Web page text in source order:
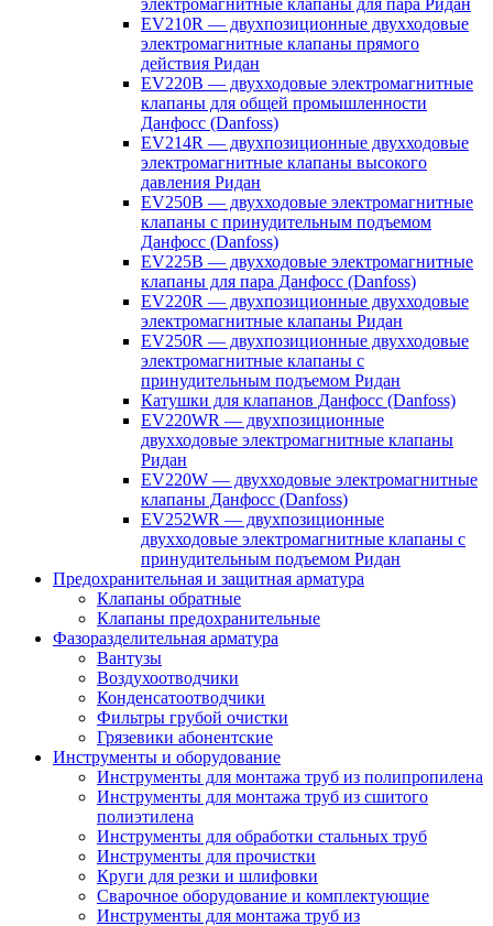
электромагнитные клапаны для пара Ридан
EV210R — двухпозиционные двухходовые
электромагнитные клапаны прямого
действия Ридан
EV220B — двухходовые электромагнитные
клапаны для общей промышленности
Данфосс (Danfoss)
EV214R — двухпозиционные двухходовые
электромагнитные клапаны высокого
давления Ридан
EV250B — двухходовые электромагнитные
клапаны с принудительным подъемом
Данфосс (Danfoss)
EV225B — двухходовые электромагнитные
клапаны для пара Данфосс (Danfoss)
EV220R — двухпозиционные двухходовые
электромагнитные клапаны Ридан
EV250R — двухпозиционные двухходовые
электромагнитные клапаны с
принудительным подъемом Ридан
Катушки для клапанов Данфосс (Danfoss)
EV220WR — двухпозиционные
двухходовые электромагнитные клапаны
Ридан
EV220W — двухходовые электромагнитные
клапаны Данфосс (Danfoss)
EV252WR — двухпозиционные
двухходовые электромагнитные клапаны с
принудительным подъемом Ридан
Предохранительная и защитная арматура
Клапаны обратные
Клапаны предохранительные
Фазоразделительная арматура
Вантузы
Воздухоотводчики
Конденсатоотводчики
Фильтры грубой очистки
Грязевики абонентские
Инструменты и оборудование
Инструменты для монтажа труб из полипропилена
Инструменты для монтажа труб из сшитого
полиэтилена
Инструменты для обработки стальных труб
Инструменты для прочистки
Круги для резки и шлифовки
Сварочное оборудование и комплектующие
Инструменты для монтажа труб из